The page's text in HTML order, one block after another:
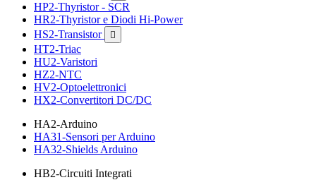
HP2-Thyristor - SCR
HR2-Thyristor e Diodi Hi-Power
HS2-Transistor

HT2-Triac
HU2-Varistori
HZ2-NTC
HV2-Optoelettronici
HX2-Convertitori DC/DC
HA2-Arduino
HA31-Sensori per Arduino
HA32-Shields Arduino
HB2-Circuiti Integrati